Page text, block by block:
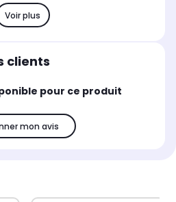
Voir plus
clients
pour ce produit
mon avis